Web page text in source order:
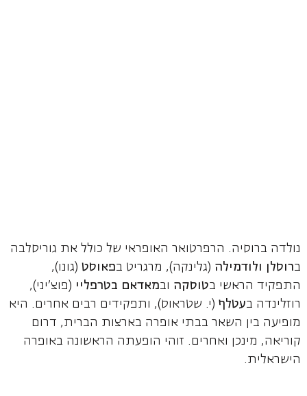
נולדה ברוסיה. הרפרטואר האופראי של כולל את גוריסלבה
ברוסלן ולודמילה (גלינקה), מרגריט בפאוסט(גונו),
התפקיד הראשי בטוסקה ובמאדאם בטרפליי (פוצ'יני),
רוזלינדה בעטלף(י. שטראוס), ותפקידים רבים אחרים. היא
מופיעה בין השאר בבתי אופרה בארצות הברית, דרום
קוריאה, מינכן ואחרים. זוהי הופעתה הראשונה באופרה
הישראלית.